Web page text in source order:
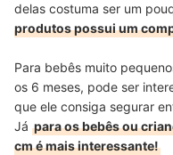
delas costuma ser um
produtos possui um
Para bebês muito
os 6 meses, pode ser
que ele consiga segurar
Já para os bebês ou
cm é mais interessante!